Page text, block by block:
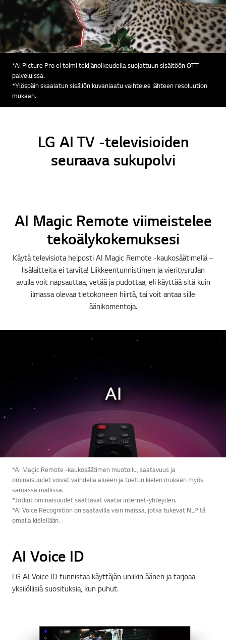
*AI Picture Pro ei toimi tekijänoikeudella suojattuun sisältöön OTT-
palveluissa.
*Ylöspäin skaalatun sisällön kuvanlaatu vaihtelee lähteen resoluution
mukaan.
LG AI TV -televisioiden
seuraava sukupolvi
AI Magic Remote viimeistelee
tekoälykokemuksesi
Käytä televisiota helposti AI Magic Remote -kaukosäätimellä –
lisälaitteita ei tarvita! Liikkeentunnistimen ja vieritysrullan
avulla voit napsauttaa, vetää ja pudottaa, eli käyttää sitä kuin
ilmassa olevaa tietokoneen hiirtä, tai voit antaa sille
äänikomentoja.
*AI Magic Remote -kaukosäätimen muotoilu, saatavuus ja
ominaisuudet voivat vaihdella alueen ja tuetun kielen mukaan myös
samassa mallissa.
*Jotkut ominaisuudet saattavat vaatia internet-yhteyden.
*AI Voice Recognition on saatavilla vain maissa, jotka tukevat NLP:tä
omalla kielellään.
AI Voice ID
LG AI Voice ID tunnistaa käyttäjän uniikin äänen ja tarjoaa
yksilöllisiä suosituksia, kun puhut.